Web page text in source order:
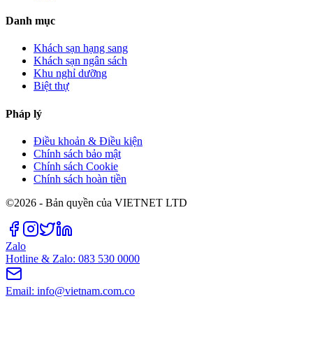
Danh mục
Khách sạn hạng sang
Khách sạn ngân sách
Khu nghỉ dưỡng
Biệt thự
Pháp lý
Điều khoản & Điều kiện
Chính sách bảo mật
Chính sách Cookie
Chính sách hoàn tiền
©2026 - Bản quyền của VIETNET LTD
Zalo
Hotline & Zalo: 083 530 0000
Email: info@vietnam.com.co